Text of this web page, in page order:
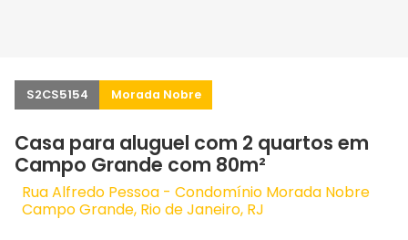
S2CS5154 Morada Nobre
Casa para aluguel com 2 quartos em
Campo Grande com 80m²
Rua Alfredo Pessoa - Condomínio Morada Nobre
Campo Grande, Rio de Janeiro, RJ